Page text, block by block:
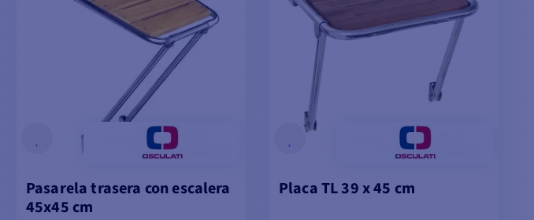
Pasarela trasera con escalera
45x45 cm
Placa TL 39 x 45 cm